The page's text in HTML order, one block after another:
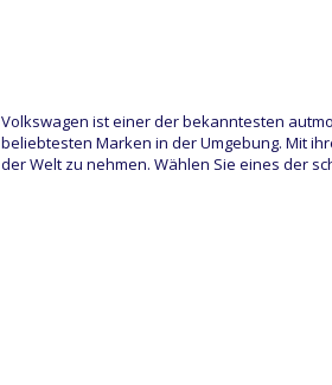
Volkswagen ist einer der bekanntesten
beliebtesten Marken in der Umgebung. Mit
der Welt zu nehmen. Wählen Sie eines der